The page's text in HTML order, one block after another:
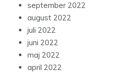
september 2022
august 2022
juli 2022
juni 2022
maj 2022
april 2022